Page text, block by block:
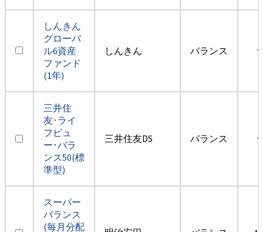
しんきん
グローバ
ル6資産
ファンド
(1年)
しんきん バランス
三井住
友･ライ
フビュ
ー･バラ
ンス50(標
準型)
三井住友DS バランス
スーパー
バランス
(毎月分配